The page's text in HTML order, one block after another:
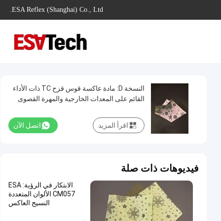
ESA Reflex (Shanghai) Co., Ltd.
النسخة D: مادة عاكسة قوس قزح TC ذات الأداء
القائم على المعدات الخارجية والمهرة القصوى
اتصل الآن اقرأ المزيد
فيديوهات ذات صلة
الابتكار في الرؤية: ESA
CM057 الألوان المتعددة
النسيج العاكس